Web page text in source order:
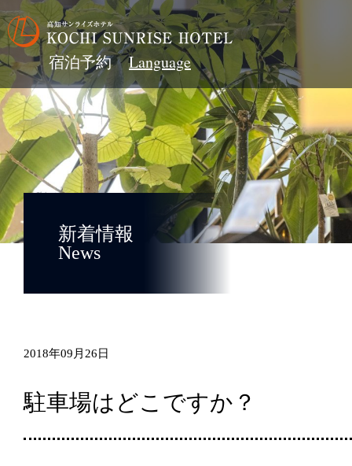
宿泊予約
新着情報
News
2018年09月26日
駐車場はどこですか？